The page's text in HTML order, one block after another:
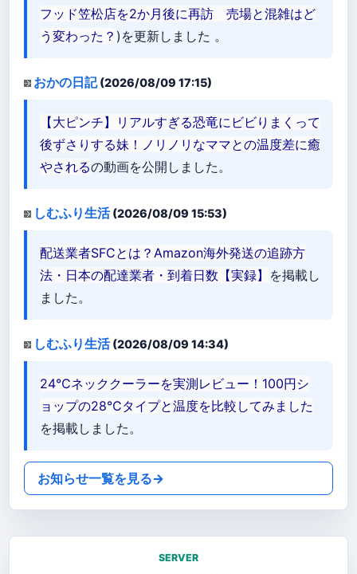
フッド笠松店を2か月後に再訪 売場と混雑はど
う変わった？ )を更新しました 。
おかの日記 (2026/08/09 17:15)
【大ピンチ】リアルすぎる恐竜にビビりまくって
後ずさりする妹！ノリノリなママとの温度差に癒
やされるの動画を公開しました。
しむふり生活 (2026/08/09 15:53)
配送業者SFCとは？Amazon海外発送の追跡方
法・日本の配達業者・到着日数【実録】 を掲載し
ました。
しむふり生活 (2026/08/09 14:34)
24℃ネッククーラーを実測レビュー！100円シ
ョップの28℃タイプと温度を比較してみました
を掲載しました。
お知らせ一覧を見る→
SERVER